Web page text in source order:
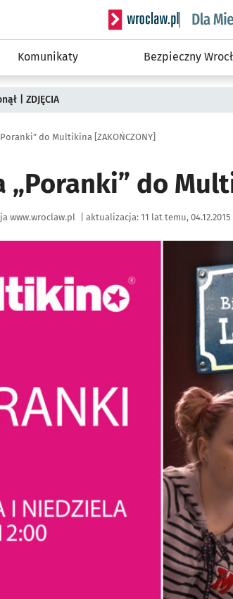
Serwis informacyjny
Komunikaty Bezpieczny
| ZDJĘCIA
do Multikina [ZAKOŃCZONY]
do
www.wroclaw.pl aktualizacja: 11 lat temu, 04.12.2015